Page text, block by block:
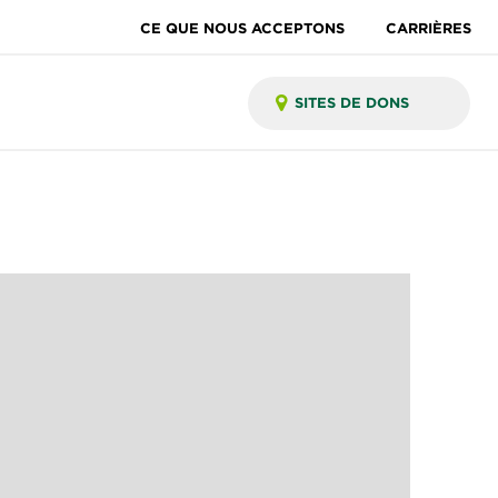
CE QUE NOUS ACCEPTONS CARRIÈRES